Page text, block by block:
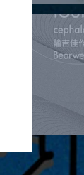
2026.08.15 |
2026.08.16 |